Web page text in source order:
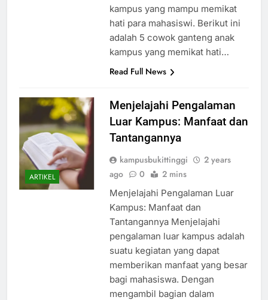
kampus yang mampu memikat
hati para mahasiswi. Berikut ini
adalah 5 cowok ganteng anak
kampus yang memikat hati…
Read Full News
ARTIKEL
Menjelajahi Pengalaman
Luar Kampus: Manfaat dan
Tantangannya
kampusbukittinggi
2 years
ago
0 2 mins
Menjelajahi Pengalaman Luar
Kampus: Manfaat dan
Tantangannya Menjelajahi
pengalaman luar kampus adalah
suatu kegiatan yang dapat
memberikan manfaat yang besar
bagi mahasiswa. Dengan
mengambil bagian dalam